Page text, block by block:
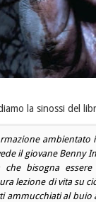
la sinossi del
ambientato
il giovaneBenny
bisogna
lezione di vita su
ammucchiati al buio